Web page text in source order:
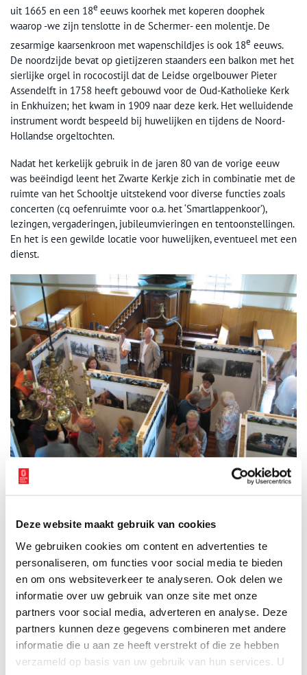
Deze website maakt gebruik van cookies
We gebruiken cookies om content en advertenties te
personaliseren, om functies voor social media te bieden
en om ons websiteverkeer te analyseren. Ook delen we
informatie over uw gebruik van onze site met onze
partners voor social media, adverteren en analyse. Deze
partners kunnen deze gegevens combineren met andere
informatie die u aan ze heeft verstrekt of die ze hebben
verzameld op basis van uw gebruik van hun services. U
uit 1665 en een 18e eeuws koorhek met koperen doophek
waarop -we zijn tenslotte in de Schermer- een molentje. De
zesarmige kaarsenkroon met wapenschildjes is ook 18e eeuws.
De noordzijde bevat op gietijzeren staanders een balkon met het
sierlijke orgel in rococostijl dat de Leidse orgelbouwer Pieter
Assendelft in 1758 heeft gebouwd voor de Oud-Katholieke Kerk
in Enkhuizen; het kwam in 1909 naar deze kerk. Het welluidende
instrument wordt bespeeld bij huwelijken en tijdens de Noord-
Hollandse orgeltochten.
Nadat het kerkelijk gebruik in de jaren 80 van de vorige eeuw
was beëindigd leent het Zwarte Kerkje zich in combinatie met de
ruimte van het Schooltje uitstekend voor diverse functies zoals
concerten (cq oefenruimte voor o.a. het ‘Smartlappenkoor’),
lezingen, vergaderingen, jubileumvieringen en tentoonstellingen.
En het is een gewilde locatie voor huwelijken, eventueel met een
dienst.
Stolpboerderij in Zuidschermer. Foto Mart Groentjes.
Boerderijtentoonstelling
In 2008 stond de boerderijkerk centraal bij de viering van 375
jaar Schermer als startpunt van de boerderijenroute en de
boerderijententoonstelling. Alle stolpen van de Schermer waren
op foto aanwezig en bovendien bijzondere historische foto’s uit
de rijke collectie van Jan de Groot: boerenfamilies in de Schermer
rond 1910 deftig poserend voor hun stolp. In hetzelfde jaar
organiseerde de Boerderijenstichting in vier avonden de cursus
’De stolp stap voor stap’ voor 25 cursisten. Het Zwarte Kerkje van
Zuidschermer: de naar de hemel wijzende stolp met torentje, al